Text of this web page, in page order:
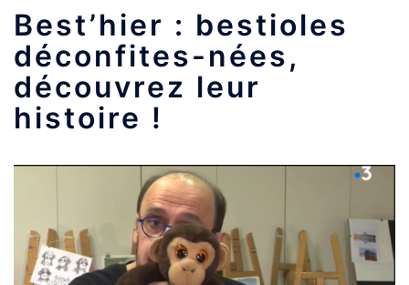
Best’hier : bestioles
déconfites-nées,
découvrez leur
histoire !